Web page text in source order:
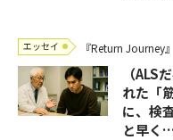
エッセイ 『Return Journey』
（ALS
れた「
に、検
と早く